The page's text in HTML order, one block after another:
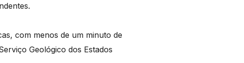
com menos de um minuto de
Geológico dos Estados